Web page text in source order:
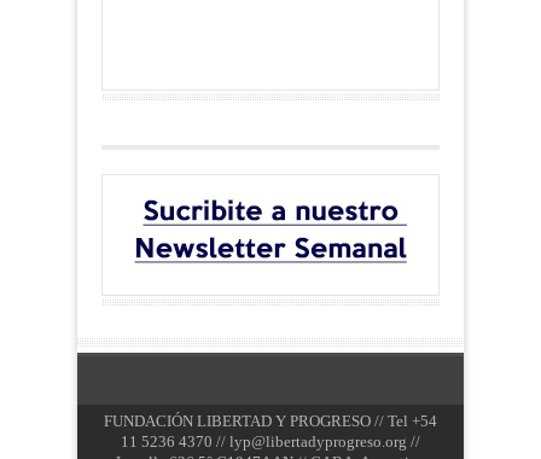
FUNDACIÓN LIBERTAD Y PROGRESO // Tel +54
11 5236 4370 // lyp@libertadyprogreso.org //